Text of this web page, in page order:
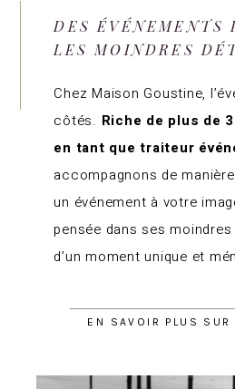
DES ÉVÉNEMENTS
LES MOINDRES
Chez Maison Goustine,
côtés. Riche de plus de
en tant que traiteur
accompagnons de
un événement à votre
pensée dans ses
d’un moment unique et
EN SAVOIR PLUS SUR